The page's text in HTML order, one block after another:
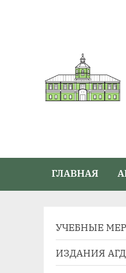
ГЛАВНАЯ
УЧЕБНЫЕ
ИЗДАНИЯ